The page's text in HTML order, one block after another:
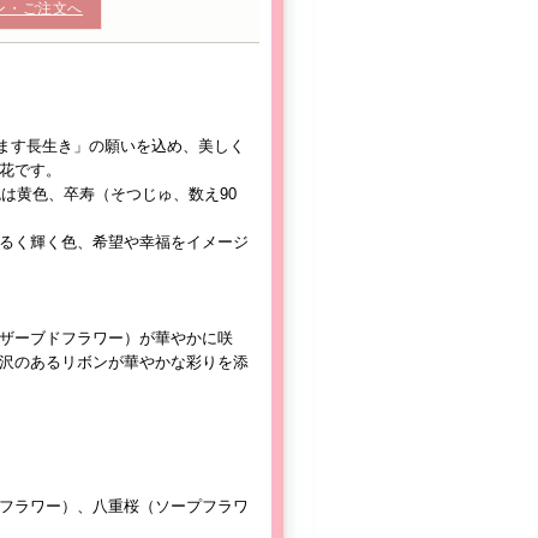
・ご注文へ
長生き」の願いを込め、美しく
です。
黄色、卒寿（そつじゅ、数え90
く輝く色、希望や幸福をイメージ
ーブドフラワー）が華やかに咲
のあるリボンが華やかな彩りを添
ラワー）、八重桜（ソープフラワ